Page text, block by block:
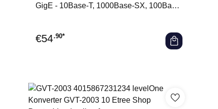
GigE - 10Base-T, 1000Base-SX, 100Base-
€54.90*